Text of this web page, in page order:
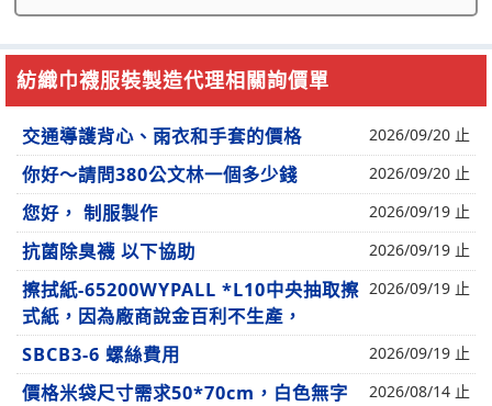
紡織巾襪服裝製造代理相關詢價單
交通導護背心、雨衣和手套的價格 2026/09/20 止
你好～請問380公文林一個多少錢 2026/09/20 止
您好， 制服製作 2026/09/19 止
抗菌除臭襪 以下協助 2026/09/19 止
擦拭紙-65200WYPALL *L10中央抽取擦
式紙，因為廠商說金百利不生產，
2026/09/19 止
SBCB3-6 螺絲費用 2026/09/19 止
價格米袋尺寸需求50*70cm，白色無字
2026/08/14 止